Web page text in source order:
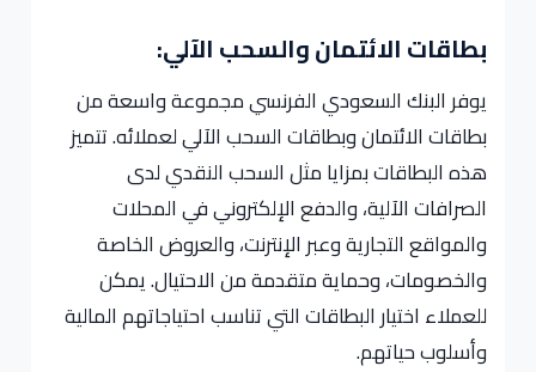
بطاقات الائتمان والسحب الآلي:
يوفر البنك السعودي الفرنسي مجموعة واسعة من
بطاقات الائتمان وبطاقات السحب الآلي لعملائه. تتميز
هذه البطاقات بمزايا مثل السحب النقدي لدى
الصرافات الآلية، والدفع الإلكتروني في المحلات
والمواقع التجارية وعبر الإنترنت، والعروض الخاصة
والخصومات، وحماية متقدمة من الاحتيال. يمكن
للعملاء اختيار البطاقات التي تناسب احتياجاتهم المالية
وأسلوب حياتهم.